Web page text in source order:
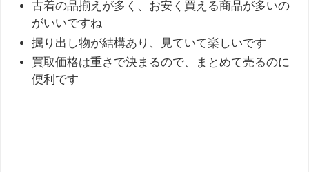
古着の品揃えが多く、お安く買える商品が多いの
がいいですね
掘り出し物が結構あり、見ていて楽しいです
買取価格は重さで決まるので、まとめて売るのに
便利です